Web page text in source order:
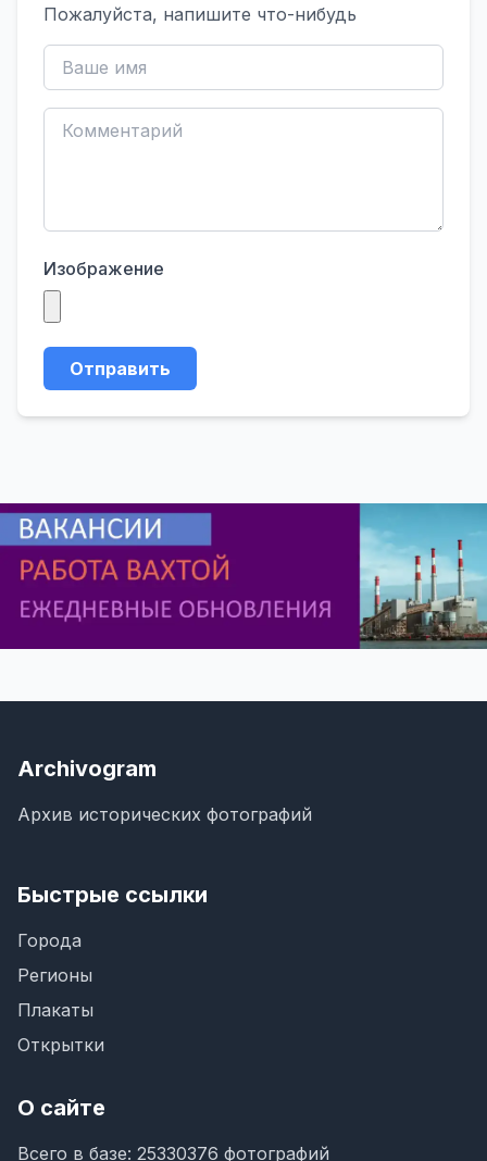
Пожалуйста, напишите что-нибудь
Изображение
Отправить
Archivogram
Архив исторических фотографий
Быстрые ссылки
Города
Регионы
Плакаты
Открытки
О сайте
Всего в базе: 25330376 фотографий